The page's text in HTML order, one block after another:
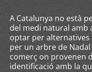
A Catalunya no està
del medi natural amb
optar per alternatives
per un arbre de
comerç on provenen
identificació amb la